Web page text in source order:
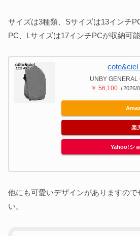
サイズは3種類、Sサイズは13インチ
PC、Lサイズは17インチPCが収納可能
cote&ciel
UNBY GENERAL
￥ 56,100 （2026/
楽
Yahoo!シ
他にも可愛いデザインがありますので
い。